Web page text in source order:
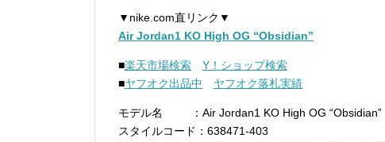
▼nike.com直リンク▼
Air Jordan1 KO High OG “Obsidian”
■楽天市場検索
Y！ショップ検索
■ヤフオク出品中 ヤフオク落札実績
モデル名 ：Air Jordan1 KO High OG “Obsidian”
スタイルコード：638471-403